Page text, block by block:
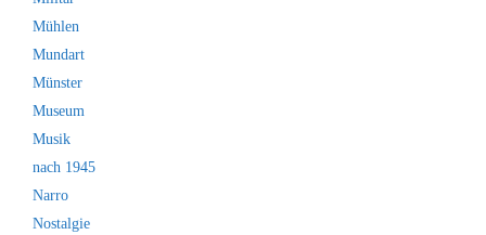
Mühlen
Mundart
Münster
Museum
Musik
nach 1945
Narro
Nostalgie